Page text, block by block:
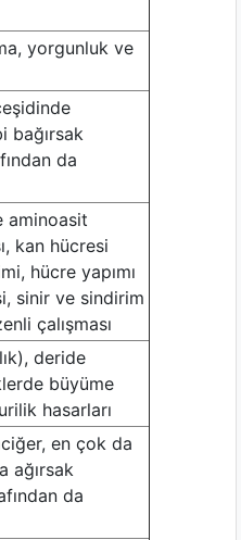
yorgunluk ve
bağırsak
da
aminoasit
kan hücresi
hücre yapımı
sinir ve sindirim
çalışması
deride
büyüme
hasarları
en çok da
ağırsak
da